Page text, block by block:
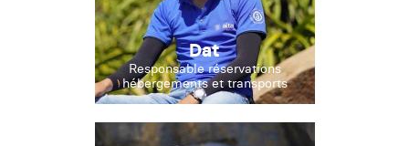
Dat
Responsable réservations
hébergements et transports